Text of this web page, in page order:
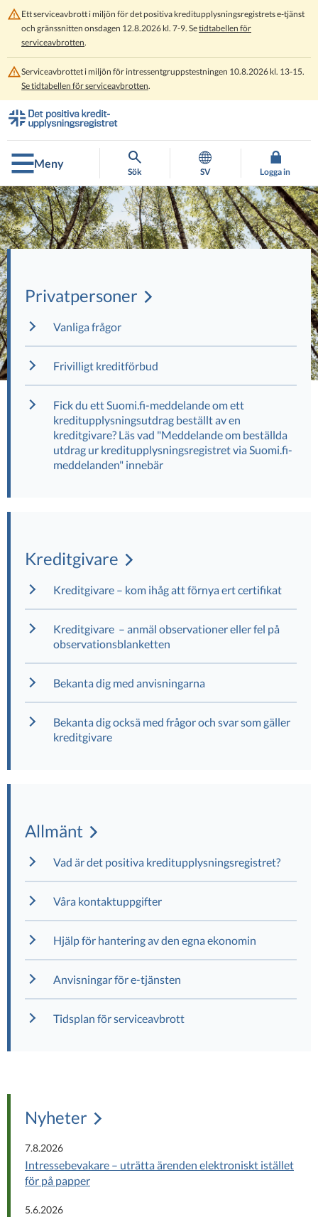
Ett serviceavbrott i miljön för det positiva kreditupplysningsregistrets e-tjänst
och gränssnitten onsdagen 12.8.2026 kl. 7-9. Setidtabellen för
serviceavbrotten.
Serviceavbrottet i miljön för intressentgruppstestningen 10.8.2026 kl. 13-15.
Se tidtabellen för serviceavbrotten.
Gå
direkt
till
innehållet
Gå
till
hela
webbplatsens
sökningMeny
Sök SV Logga in
Privatpersoner
Vanliga frågor
Frivilligt kreditförbud
Fick du ett Suomi.fi-meddelande om ett
kreditupplysningsutdrag beställt av en
kreditgivare? Läs vad "Meddelande om beställda
utdrag ur kreditupplysningsregistret via Suomi.fi-
meddelanden" innebär
Kreditgivare
Kreditgivare – kom ihåg att förnya ert certifikat
Kreditgivare – anmäl observationer eller fel på
observationsblanketten
Bekanta dig med anvisningarna
Bekanta dig ocksä med frågor och svar som gäller
kreditgivare
Allmänt
Vad är det positiva kreditupplysningsregistret?
Våra kontaktuppgifter
Hjälp för hantering av den egna ekonomin
Anvisningar för e-tjänsten
Tidsplan för serviceavbrott
Nyheter
7.8.2026
Intressebevakare – uträtta ärenden elektroniskt istället
för på papper
5.6.2026